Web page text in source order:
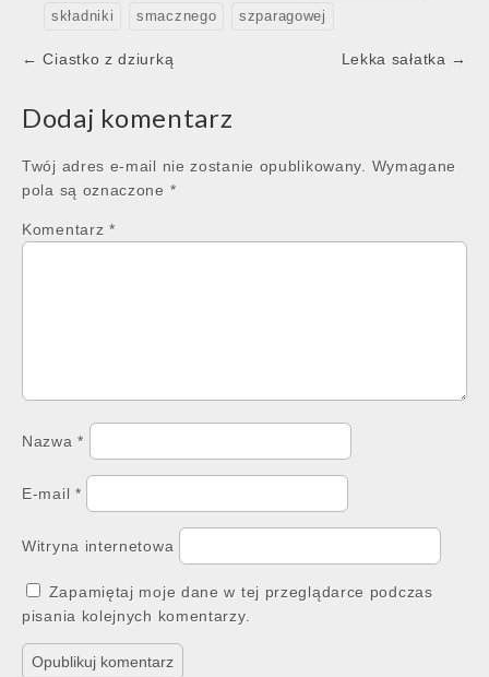
składniki smacznego szparagowej
Post
← Ciastko z dziurką Lekka sałatka →
Dodaj komentarz
Twój adres e-mail nie zostanie opublikowany.
Wymagane
pola są oznaczone *
Komentarz *
Nazwa*
E-mail *
Witryna internetowa
Zapamiętaj moje dane w tej przeglądarce podczas
pisania kolejnych komentarzy.